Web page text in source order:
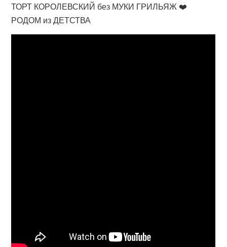
ТОРТ КОРОЛЕВСКИЙ без МУКИ ГРИЛЬЯЖ ❤️
РОДОМ из ДЕТСТВА